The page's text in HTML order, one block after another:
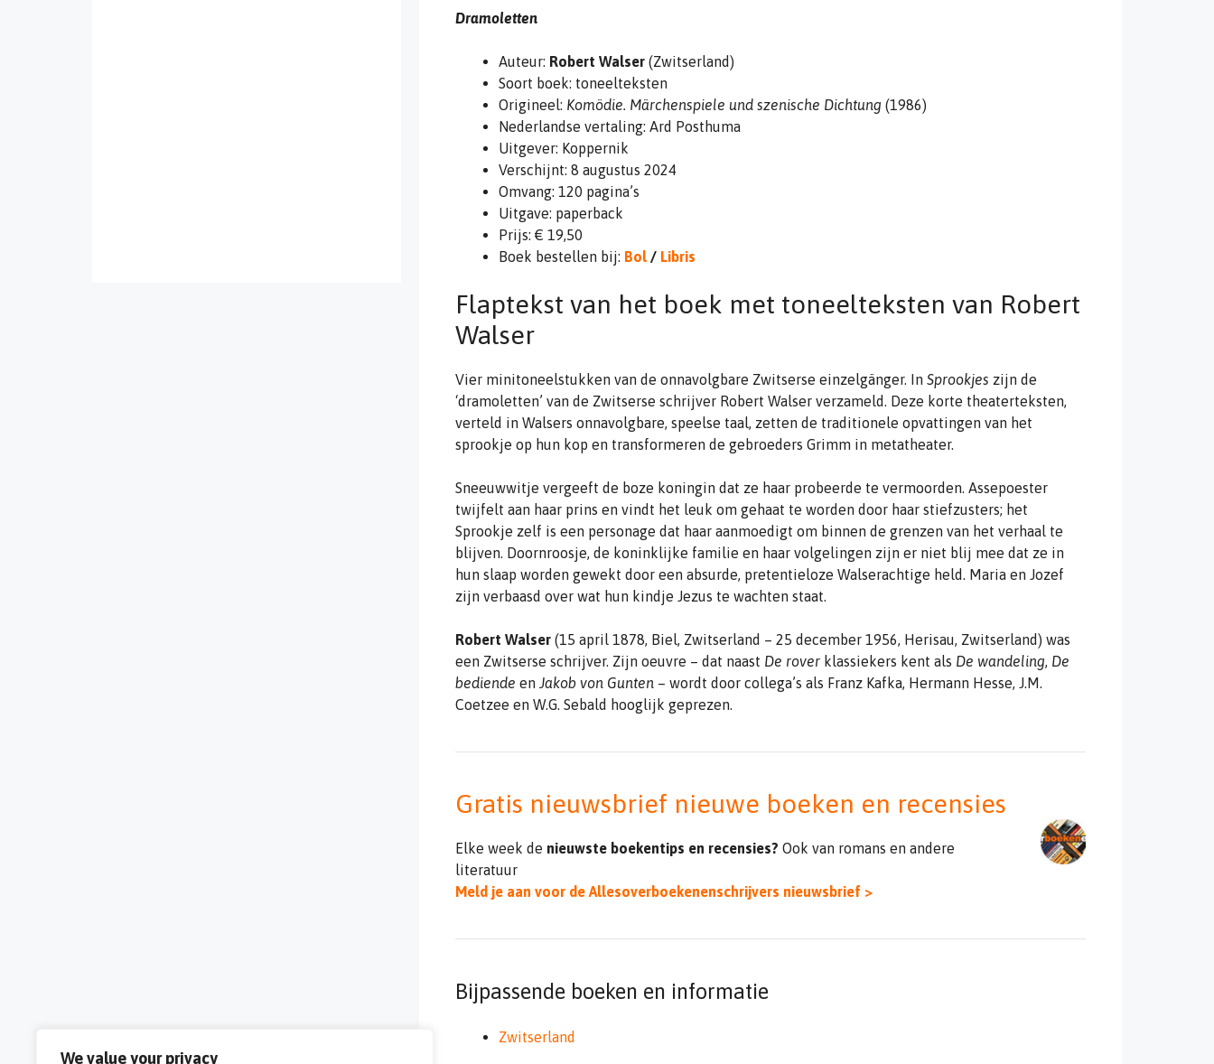
We value your privacy
Dramoletten
Auteur: Robert Walser (Zwitserland)
Soort boek: toneelteksten
Origineel: Komödie. Märchenspiele und szenische Dichtung (1986)
Nederlandse vertaling: Ard Posthuma
Uitgever: Koppernik
Verschijnt: 8 augustus 2024
Omvang: 120 pagina’s
Uitgave: paperback
Prijs: € 19,50
Boek bestellen bij: Bol / Libris
Flaptekst van het boek met toneelteksten van Robert
Walser
Vier minitoneelstukken van de onnavolgbare Zwitserse einzelgänger. In Sprookjes zijn de
‘dramoletten’ van de Zwitserse schrijver Robert Walser verzameld. Deze korte theaterteksten,
verteld in Walsers onnavolgbare, speelse taal, zetten de traditionele opvattingen van het
sprookje op hun kop en transformeren de gebroeders Grimm in metatheater.
Sneeuwwitje vergeeft de boze koningin dat ze haar probeerde te vermoorden. Assepoester
twijfelt aan haar prins en vindt het leuk om gehaat te worden door haar stiefzusters; het
Sprookje zelf is een personage dat haar aanmoedigt om binnen de grenzen van het verhaal te
blijven. Doornroosje, de koninklijke familie en haar volgelingen zijn er niet blij mee dat ze in
hun slaap worden gewekt door een absurde, pretentieloze Walserachtige held. Maria en Jozef
zijn verbaasd over wat hun kindje Jezus te wachten staat.
Robert Walser (15 april 1878, Biel, Zwitserland – 25 december 1956, Herisau, Zwitserland) was
een Zwitserse schrijver. Zijn oeuvre – dat naast De rover klassiekers kent als De wandeling, De
bediende en Jakob von Gunten – wordt door collega’s als Franz Kafka, Hermann Hesse, J.M.
Coetzee en W.G. Sebald hooglijk geprezen.
Gratis nieuwsbrief nieuwe boeken en recensies
Elke week de nieuwste boekentips en recensies? Ook van romans en andere
literatuur
Meld je aan voor de Allesoverboekenenschrijvers nieuwsbrief >
Bijpassende boeken en informatie
Zwitserland